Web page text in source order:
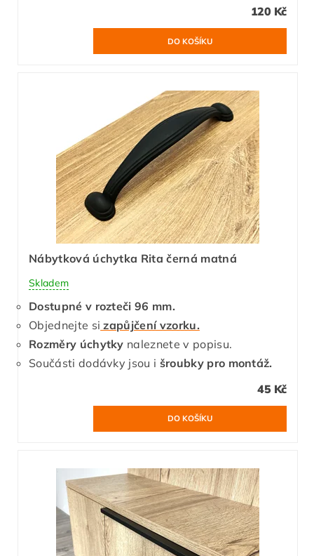
120 Kč
Nábytková úchytka Rita černá matná
Skladem
Dostupné v rozteči 96 mm.
Objednejte si zapůjčení vzorku.
Rozměry úchytky naleznete v popisu.
Součásti dodávky jsou i šroubky pro montáž.
45 Kč